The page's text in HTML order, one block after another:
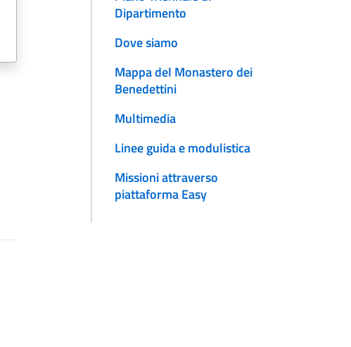
Dipartimento
Dove siamo
Mappa del Monastero dei
Benedettini
Multimedia
Linee guida e modulistica
Missioni attraverso
piattaforma Easy